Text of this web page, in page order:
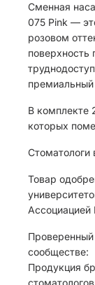
Сменная
075 Pink —
розовом
поверхность
премиальный
В комплекте
которых
Стоматологи
Товар
сообществе:
Продукция